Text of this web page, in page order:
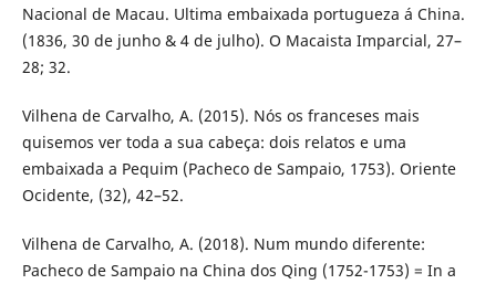
Nacional de Macau. Ultima embaixada portugueza á China.
(1836, 30 de junho & 4 de julho). O Macaista Imparcial, 27–
28; 32.
Vilhena de Carvalho, A. (2015). Nós os franceses mais
quisemos ver toda a sua cabeça: dois relatos e uma
embaixada a Pequim (Pacheco de Sampaio, 1753). Oriente
Ocidente, (32), 42–52.
Vilhena de Carvalho, A. (2018). Num mundo diferente:
Pacheco de Sampaio na China dos Qing (1752-1753) = In a